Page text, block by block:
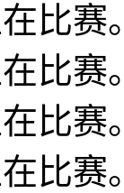
比赛
比赛
比赛
比赛